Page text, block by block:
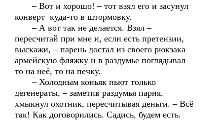
– Вот и хорошо! – тот взял его и засунул
конверт куда-то в штормовку.
– А вот так не делается. Взял –
пересчитай при мне и, если есть претензии,
выскажи, – парень достал из своего рюкзака
армейскую фляжку и в раздумье поглядывал
то на неё, то на печку.
– Холодным коньяк пьют только
дегенераты, – заметив раздумья парня,
хмыкнул охотник, пересчитывая деньги. – Всё
так! Как договорились. Садись, будем есть.